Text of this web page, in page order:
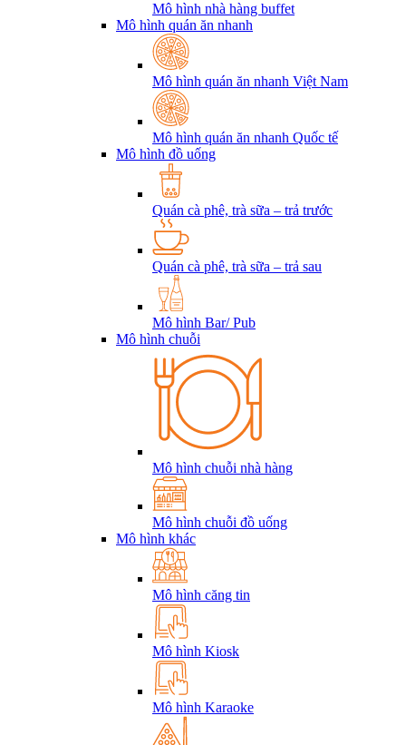
Mô hình nhà hàng buffet
Mô hình quán ăn nhanh
Mô hình quán ăn nhanh Việt Nam
Mô hình quán ăn nhanh Quốc tế
Mô hình đồ uống
Quán cà phê, trà sữa – trả trước
Quán cà phê, trà sữa – trả sau
Mô hình Bar/ Pub
Mô hình chuỗi
Mô hình chuỗi nhà hàng
Mô hình chuỗi đồ uống
Mô hình khác
Mô hình căng tin
Mô hình Kiosk
Mô hình Karaoke